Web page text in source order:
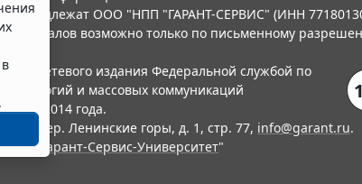
.
принадлежат ООО "НПП "ГАРАНТ-СЕРВИС" (ИНН
возможно только по письменному
сетевого издания Федеральной службой по
и массовых коммуникаций
июня 2014 года.
тер. Ленинские горы, д. 1, стр. 77, info@garant.ru.
"
Гарант-Сервис-Университет"